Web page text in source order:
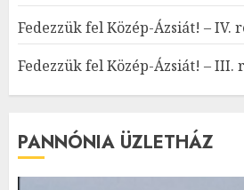
Fedezzük fel Közép-Ázsiát! – IV.
Fedezzük fel Közép-Ázsiát! – III.
PANNÓNIA ÜZLETHÁZ